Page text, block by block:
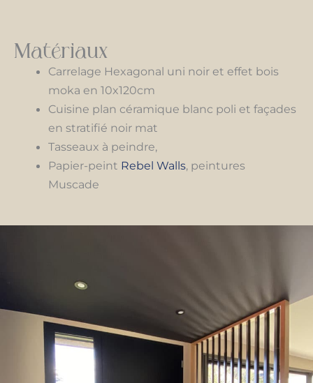
Matériaux
Carrelage Hexagonal uni noir et effet bois
moka en 10x120cm
Cuisine plan céramique blanc poli et façades
en stratifié noir mat
Tasseaux à peindre,
Papier-peint Rebel Walls, peintures
Muscade